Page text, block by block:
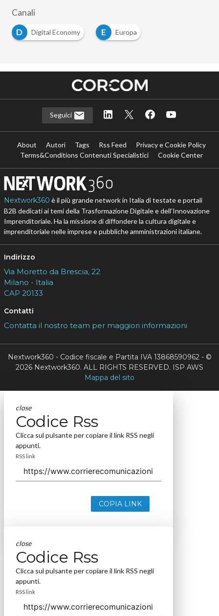
Canali
D
Digital Economy E Europa
Seguici
About Autori Tags Rss Feed
Privacy e Cookie Policy
Terms&Conditions Contenuti Specialistici
Cookie Center
Nextwork360 è il più grande network in Italia di testate e portali
B2B dedicati ai temi della Trasformazione Digitale e dell’Innovazione
Imprenditoriale. Ha la missione di diffondere la cultura digitale e
imprenditoriale nelle imprese e pubbliche amministrazioni italiane.
Indirizzo
Via Moretto da Brescia, 22
Milano - Italia
CAP 20133
Contatti
Contatta il nostro team per maggiori informazioni
Nextwork360 - Codice fiscale e Partita IVA 13868590962 - ©
2026 Nextwork360. ALL RIGHTS RESERVED. ISP AWS
Mappa del sito
close
Codice Rss
Clicca sul pulsante per copiare il link RSS negli
appunti.
RSS link
COPIA LINK
close
Codice Rss
Clicca sul pulsante per copiare il link RSS negli
appunti.
RSS link